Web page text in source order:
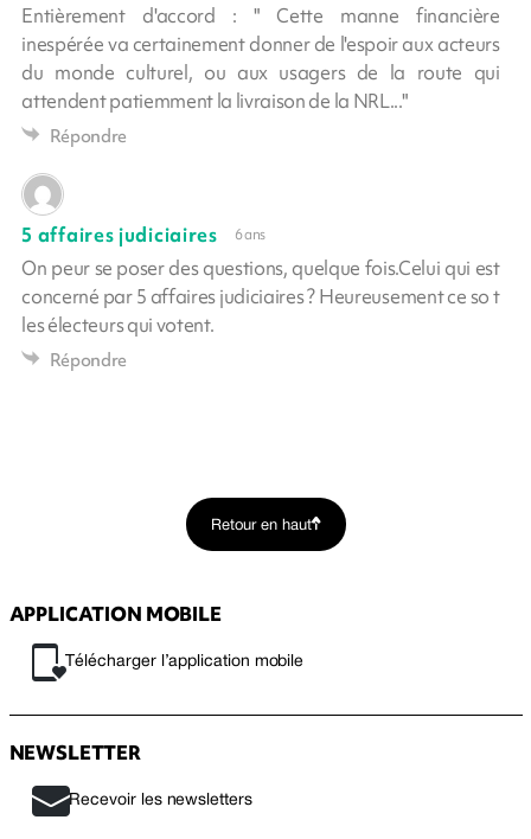
Entièrement d'accord : " Cette manne financière
inespérée va certainement donner de l'espoir aux acteurs
du monde culturel, ou aux usagers de la route qui
attendent patiemment la livraison de la NRL..."
Répondre
5 affaires judiciaires 6 ans
On peur se poser des questions, quelque fois.Celui qui est
concerné par 5 affaires judiciaires ? Heureusement ce so t
les électeurs qui votent.
Répondre
Retour en haut
APPLICATION MOBILE
Télécharger l’application mobile
NEWSLETTER
Recevoir les newsletters